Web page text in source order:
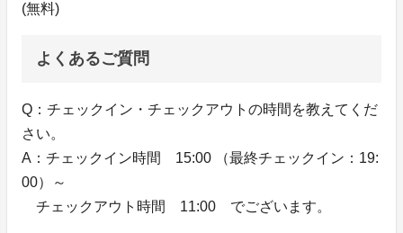
(無料)
よくあるご質問
Q：チェックイン・チェックアウトの時間を教えてくだ
さい。
A：チェックイン時間 15:00 （最終チェックイン：19:
00）～
チェックアウト時間 11:00 でございます。